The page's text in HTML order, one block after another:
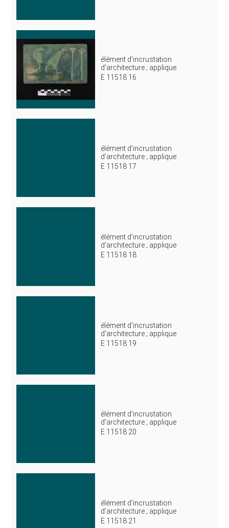
élément d'incrustation
d'architecture ; applique
E 11518 16
élément d'incrustation
d'architecture ; applique
E 11518 17
élément d'incrustation
d'architecture ; applique
E 11518 18
élément d'incrustation
d'architecture ; applique
E 11518 19
élément d'incrustation
d'architecture ; applique
E 11518 20
élément d'incrustation
d'architecture ; applique
E 11518 21